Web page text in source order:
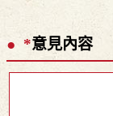
*意見內容